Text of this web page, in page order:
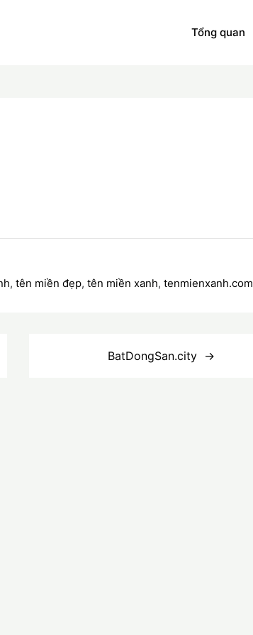
Tổng quan
, tên miền đẹp, tên miền xanh, tenmienxanh.com
BatDongSan.city